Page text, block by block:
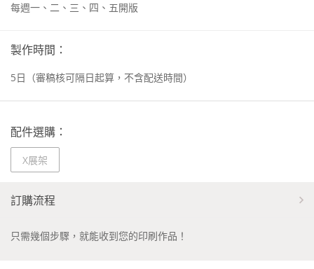
每週一、二、三、四、五開版
製作時間：
5日 （審稿核可隔日起算，不含配送時間）
配件選購：
X展架
訂購流程
只需幾個步驟，就能收到您的印刷作品！